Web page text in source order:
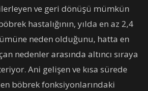
ve geri dönüşü mümkün
hastalığının, yılda en az 2,4
neden olduğunu, hatta en
nedenler arasında altıncı sıraya
Ani gelişen ve kısa sürede
böbrek fonksiyonlarındaki